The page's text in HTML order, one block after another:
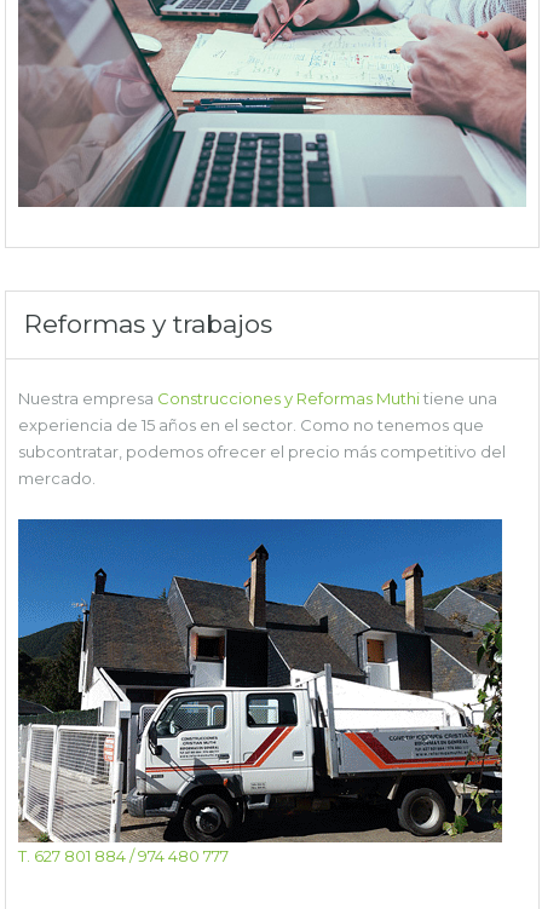
Reformas y trabajos
Nuestra empresa Construcciones y Reformas Muthitiene una
experiencia de 15 años en el sector. Como no tenemos que
subcontratar, podemos ofrecer el precio más competitivo del
mercado.
T. 627 801 884 / 974 480 777